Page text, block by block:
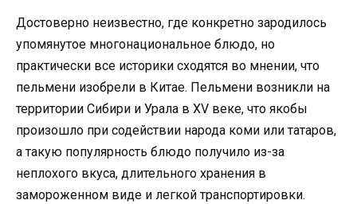
Достоверно неизвестно, где конкретно зародилось
упомянутое многонациональное блюдо, но
практически все историки сходятся во мнении, что
пельмени изобрели в Китае. Пельмени возникли на
территории Сибири и Урала в XV веке, что якобы
произошло при содействии народа коми или татаров,
а такую популярность блюдо получило из-за
неплохого вкуса, длительного хранения в
замороженном виде и легкой транспортировки.